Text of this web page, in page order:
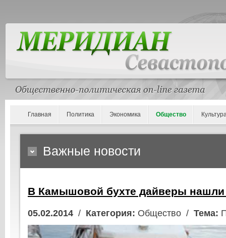
Главная Политика Экономика Общество
Важные новости
В Камышовой бухте дайверы нашли
05.02.2014 / Категория: Общество / Тема: